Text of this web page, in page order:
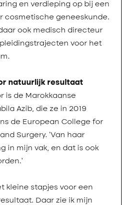
en verdieping op bij een
cosmetische geneeskunde.
ook medisch directeur
voor het
natuurlijk resultaat
is de Marokkaanse
Azib, die ze in 2019
de European College for
Surgery. 'Van haar
in mijn vak, en dat is ook
kleine stapjes voor een
Daar zie ik mijn